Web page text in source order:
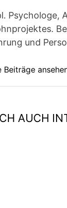
Psychologe,
und
Beiträge
AUCH